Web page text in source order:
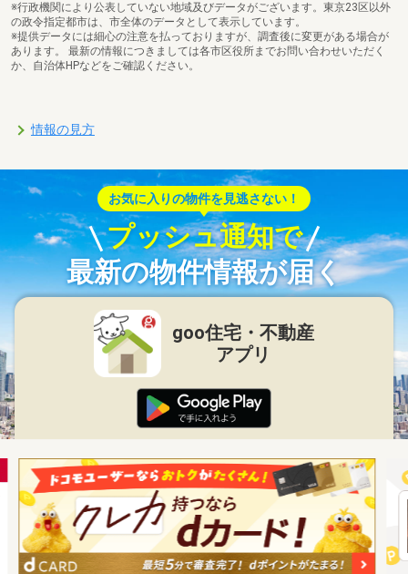
※行政機関により公表していない地域及びデータがございます。東京23区以外
の政令指定都市は、市全体のデータとして表示しています。
※提供データには細心の注意を払っておりますが、調査後に変更がある場合が
あります。 最新の情報につきましては各市区役所までお問い合わせいただく
か、自治体HPなどをご確認ください。
情報の見方
お気に入りの物件を見逃さない！
プッシュ通知で
最新の物件情報が届く
goo住宅・不動産
アプリ